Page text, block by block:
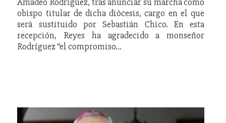
obispo titular de dicha diócesis, cargo en el que
será sustituido por Sebastián Chico. En esta
recepción, Reyes ha agradecido a monseñor
Rodríguez “el compromiso…